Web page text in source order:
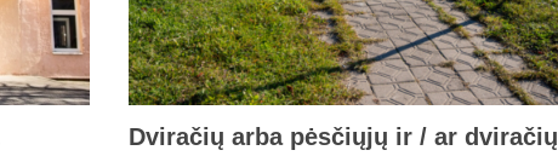
Dviračių arba pėsčiųjų ir / ar dviračių